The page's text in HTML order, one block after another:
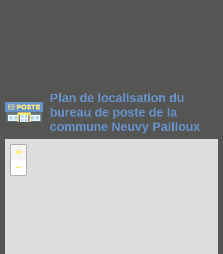
Plan de localisation du
bureau de poste de la
commune Neuvy Pailloux
+
−